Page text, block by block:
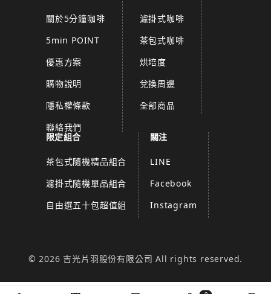
關於5分鐘咖啡
5min POINT
優惠方案
購物說明
隱私權條款
聯絡我們
濾掛式咖啡
茶包式咖啡
烘培度
兌換周邊
全部商品
限定組合
茶包式隨機精品組合
濾掛式隨機單品組合
自由選五十包超值組
關注
LINE
Facebook
Instagram
© 2026 吉光片羽股份有限公司 All rights reserved.